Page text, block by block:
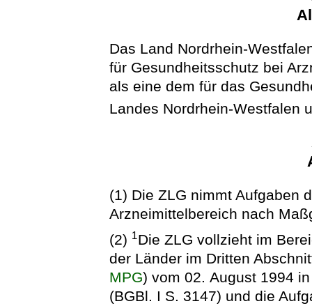
Das Land Nordrhein-
für Gesundheitsschutz bei
als eine dem für das
Landes Nordrhein-Westfalen
(1) Die ZLG nimmt Aufgaben
Arzneimittelbereich nach
(2) 1Die ZLG vollzieht im
der Länder im Dritten
MPG) vom 02. August 1994
(BGBl. I S. 3147) und die